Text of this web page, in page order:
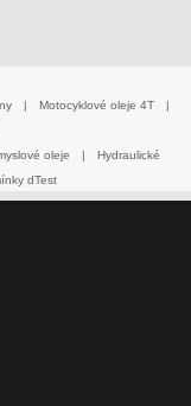
| Motocyklové oleje 4T
|
oleje |
Hydraulické
dTest